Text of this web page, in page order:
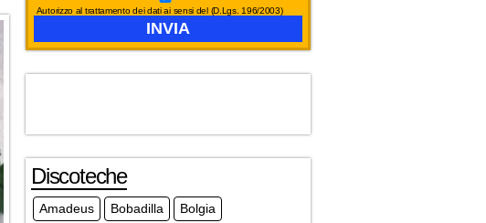
Autorizzo al trattamento dei dati ai sensi del (D.Lgs. 196/2003)
Discoteche
Amadeus Bobadilla
Bolgia